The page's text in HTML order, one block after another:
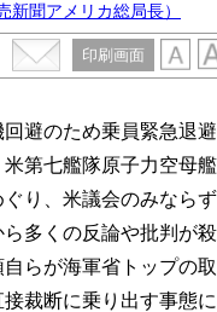
新聞アメリカ総局長）
印刷画面
避のため乗員緊急退避
第七艦隊原子力空母艦
り、米議会のみならず
多くの反論や批判が殺
らが海軍省トップの取
裁断に乗り出す事態に